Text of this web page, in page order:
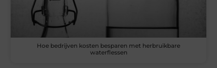
Hoe bedrijven kosten besparen met herbruikbare
waterflessen